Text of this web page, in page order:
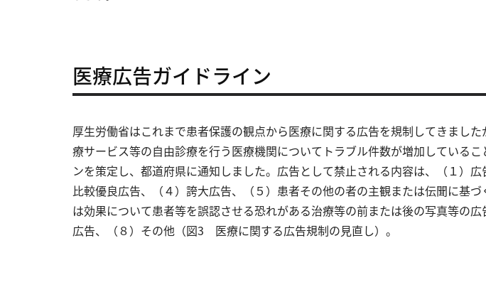
医療広告ガイドライン
厚生労働省はこれまで患者保護の観点から医療に関する広告を規制してきまし
療サービス等の自由診療を行う医療機関についてトラブル件数が増加している
ンを策定し、都道府県に通知しました。広告として禁止される内容は、（１）
比較優良広告、（４）誇大広告、（５）患者その他の者の主観または伝聞に基
は効果について患者等を誤認させる恐れがある治療等の前または後の写真等の
広告、（８）その他（図3 医療に関する広告規制の見直し）。